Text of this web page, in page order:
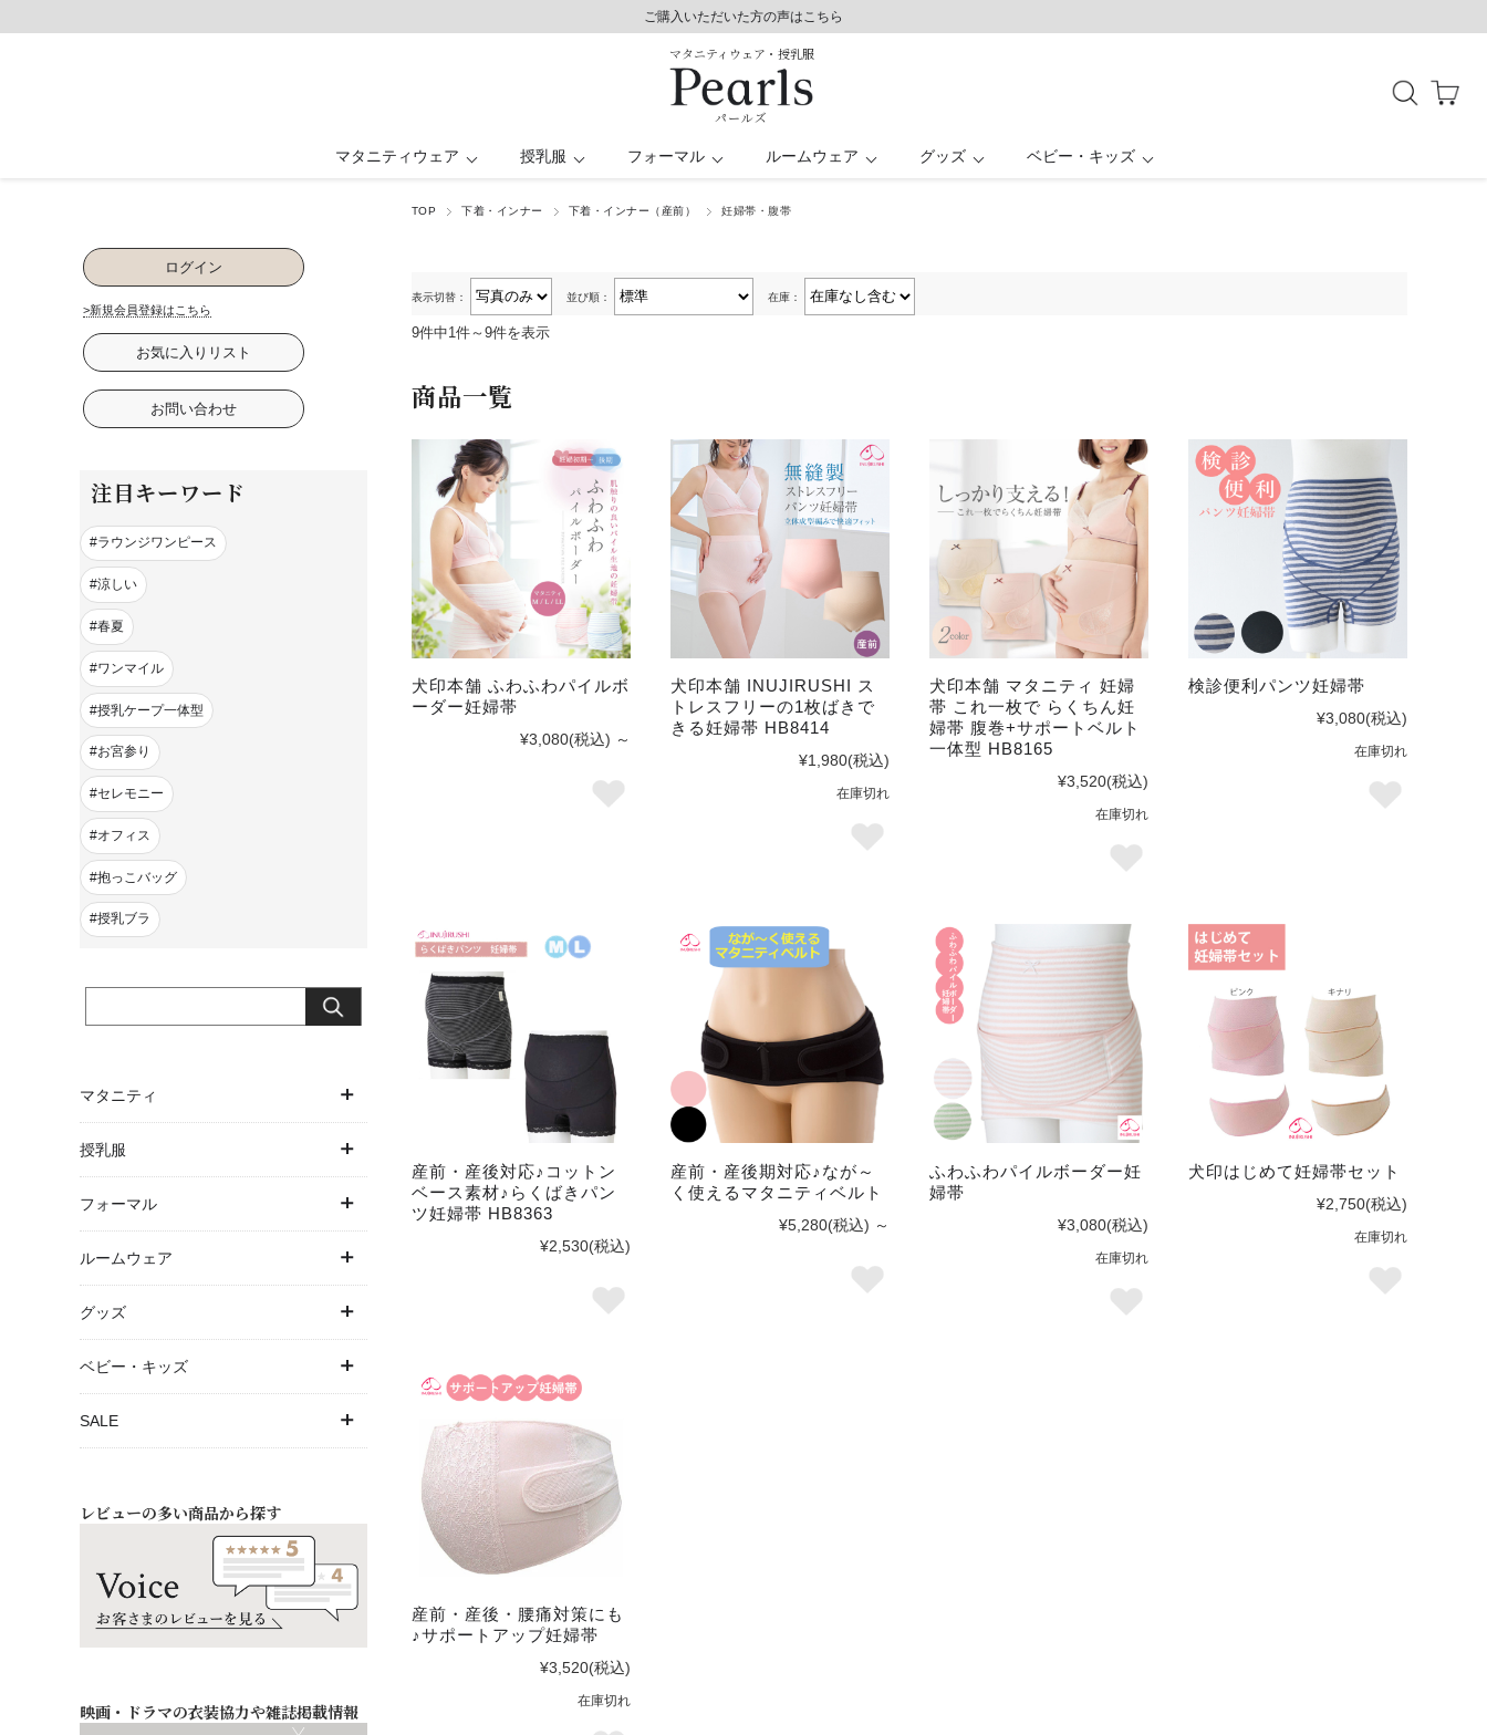
ご購入いただいた方の声はこちら
8,800円以上で送料無料/毎日発送（年末年始除く）
ご購入いただいた方の声はこちら
マタニティウェア・授乳服
パールズ
マタニティウェア
パジャマ 下着・インナー マタニティ水着
授乳服 フォーマル
卒入園・学校行事 お祝い・記念日 オフィス
ルームウェア グッズ
ファッション雑貨
ベビー・キッズ
TOP 下着・インナー 下着・インナー（産前） 妊婦帯・腹帯
表示切替： 並び順： 在庫：
9件中1件～9件を表示
商品一覧
犬印本舗 ふわふわパイルボ
ーダー妊婦帯
¥3,080(税込) ～
犬印本舗 INUJIRUSHI ス
トレスフリーの1枚ばきで
きる妊婦帯 HB8414
¥1,980(税込)
在庫切れ
犬印本舗 マタニティ 妊婦
帯 これ一枚で らくちん妊
婦帯 腹巻+サポートベルト
一体型 HB8165
¥3,520(税込)
在庫切れ
検診便利パンツ妊婦帯
¥3,080(税込)
在庫切れ
産前・産後対応♪コットン
ベース素材♪らくばきパン
ツ妊婦帯 HB8363
¥2,530(税込)
産前・産後期対応♪なが～
く使えるマタニティベルト
¥5,280(税込) ～
ふわふわパイルボーダー妊
婦帯
¥3,080(税込)
在庫切れ
犬印はじめて妊婦帯セット
¥2,750(税込)
在庫切れ
産前・産後・腰痛対策にも
♪サポートアップ妊婦帯
¥3,520(税込)
在庫切れ
ログイン
>新規会員登録はこちら
お気に入りリスト
お問い合わせ
注目キーワード
ラウンジワンピース
涼しい
春夏
ワンマイル
授乳ケープ一体型
お宮参り
セレモニー
オフィス
抱っこバッグ
授乳ブラ
マタニティ
ワンピース
トップス
ボトムス
アウター
パジャマ
授乳服
ワンピース
トップス
授乳ケープ一体型
パジャマ
フォーマル
ワンピース・ドレス
パンツドレス
お宮参り
結婚式・お呼ばれ
お祝い・記念日
オフィス
ルームウェア
パジャマ
バスローブ
グッズ
抱っこ紐・ヒップシート
授乳ケープ
バッグ・シューズ
ファッション雑貨
ベビー・キッズ
ベビー
SALE
レビューの多い商品から探す
映画・ドラマの衣装協力や雑誌掲載情報